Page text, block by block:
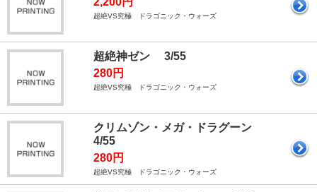
超絶VS究極 ドラゴニック・ウォーズ
超絶神ゼン 3/55
280円
超絶VS究極 ドラゴニック・ウォーズ
クリムゾン・メガ・ドラグーン
4/55
280円
超絶VS究極 ドラゴニック・ウォーズ